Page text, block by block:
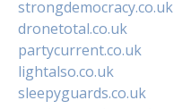
strongdemocracy.co.uk
dronetotal.co.uk
partycurrent.co.uk
lightalso.co.uk
sleepyguards.co.uk